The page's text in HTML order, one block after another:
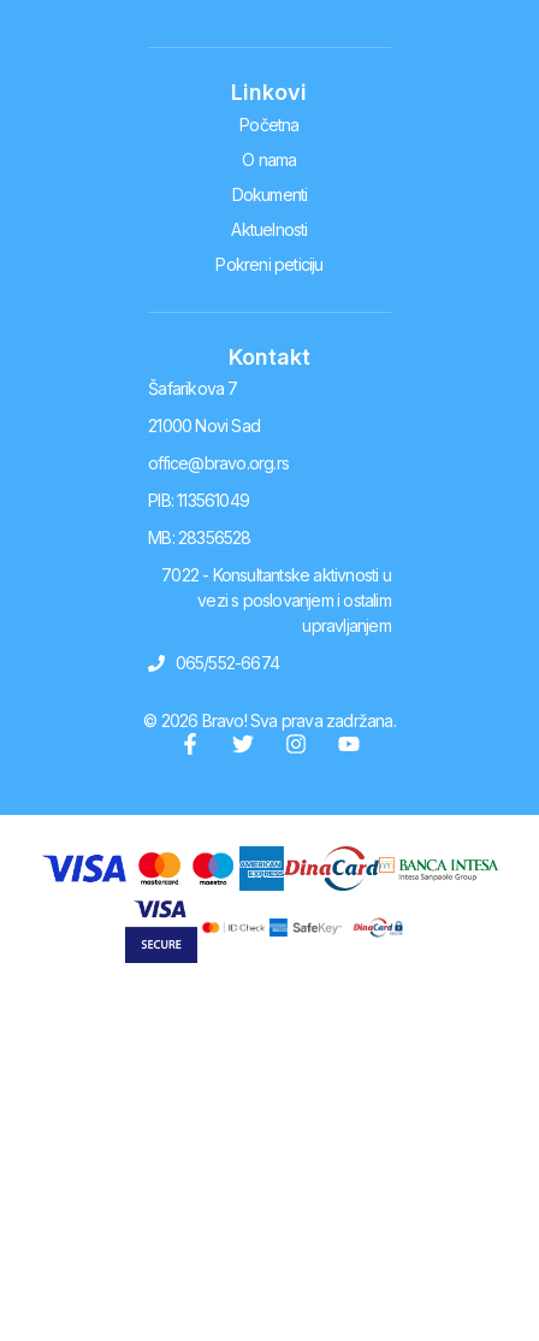
Linkovi
Početna
O nama
Dokumenti
Aktuelnosti
Pokreni peticiju
Kontakt
Šafarikova 7
21000 Novi Sad
office@bravo.org.rs
PIB: 113561049
MB: 28356528
7022 - Konsultantske aktivnosti u
vezi s poslovanjem i ostalim
upravljanjem
065/552-6674
© 2026 Bravo! Sva prava zadržana.